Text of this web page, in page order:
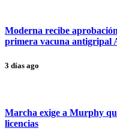
Moderna recibe
primera vacuna antigripal
3 días ago
Marcha exige a Murphy
licencias